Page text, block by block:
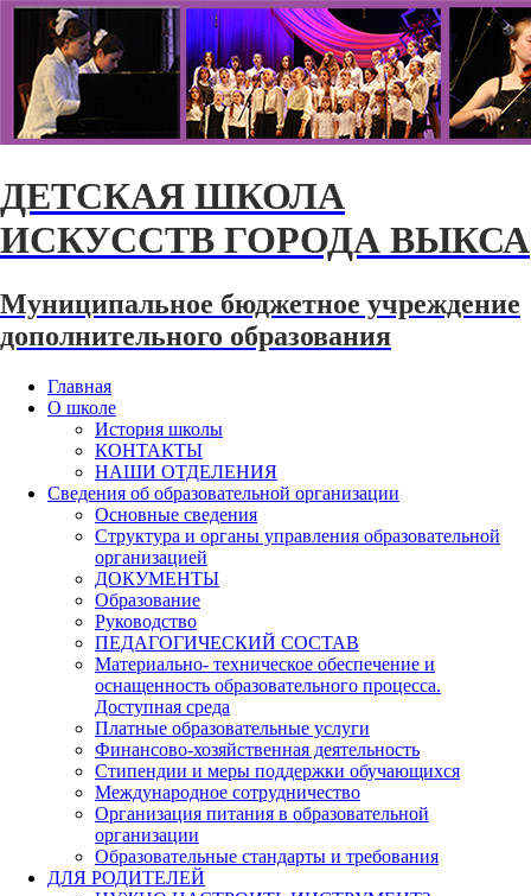
ДЕТСКАЯ ШКОЛА
ИСКУССТВ ГОРОДА ВЫКСА
Муниципальное бюджетное учреждение
дополнительного образования
Главная
О школе
История школы
КОНТАКТЫ
НАШИ ОТДЕЛЕНИЯ
Сведения об образовательной организации
Основные сведения
Структура и органы управления образовательной
организацией
ДОКУМЕНТЫ
Образование
Руководство
ПЕДАГОГИЧЕСКИЙ СОСТАВ
Материально- техническое обеспечение и
оснащенность образовательного процесса.
Доступная среда
Платные образовательные услуги
Финансово-хозяйственная деятельность
Стипендии и меры поддержки обучающихся
Международное сотрудничество
Организация питания в образовательной
организации
Образовательные стандарты и требования
ДЛЯ РОДИТЕЛЕЙ